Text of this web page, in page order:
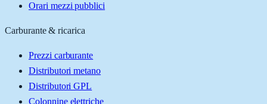
Orari mezzi pubblici
Carburante & ricarica
Prezzi carburante
Distributori metano
Distributori GPL
Colonnine elettriche